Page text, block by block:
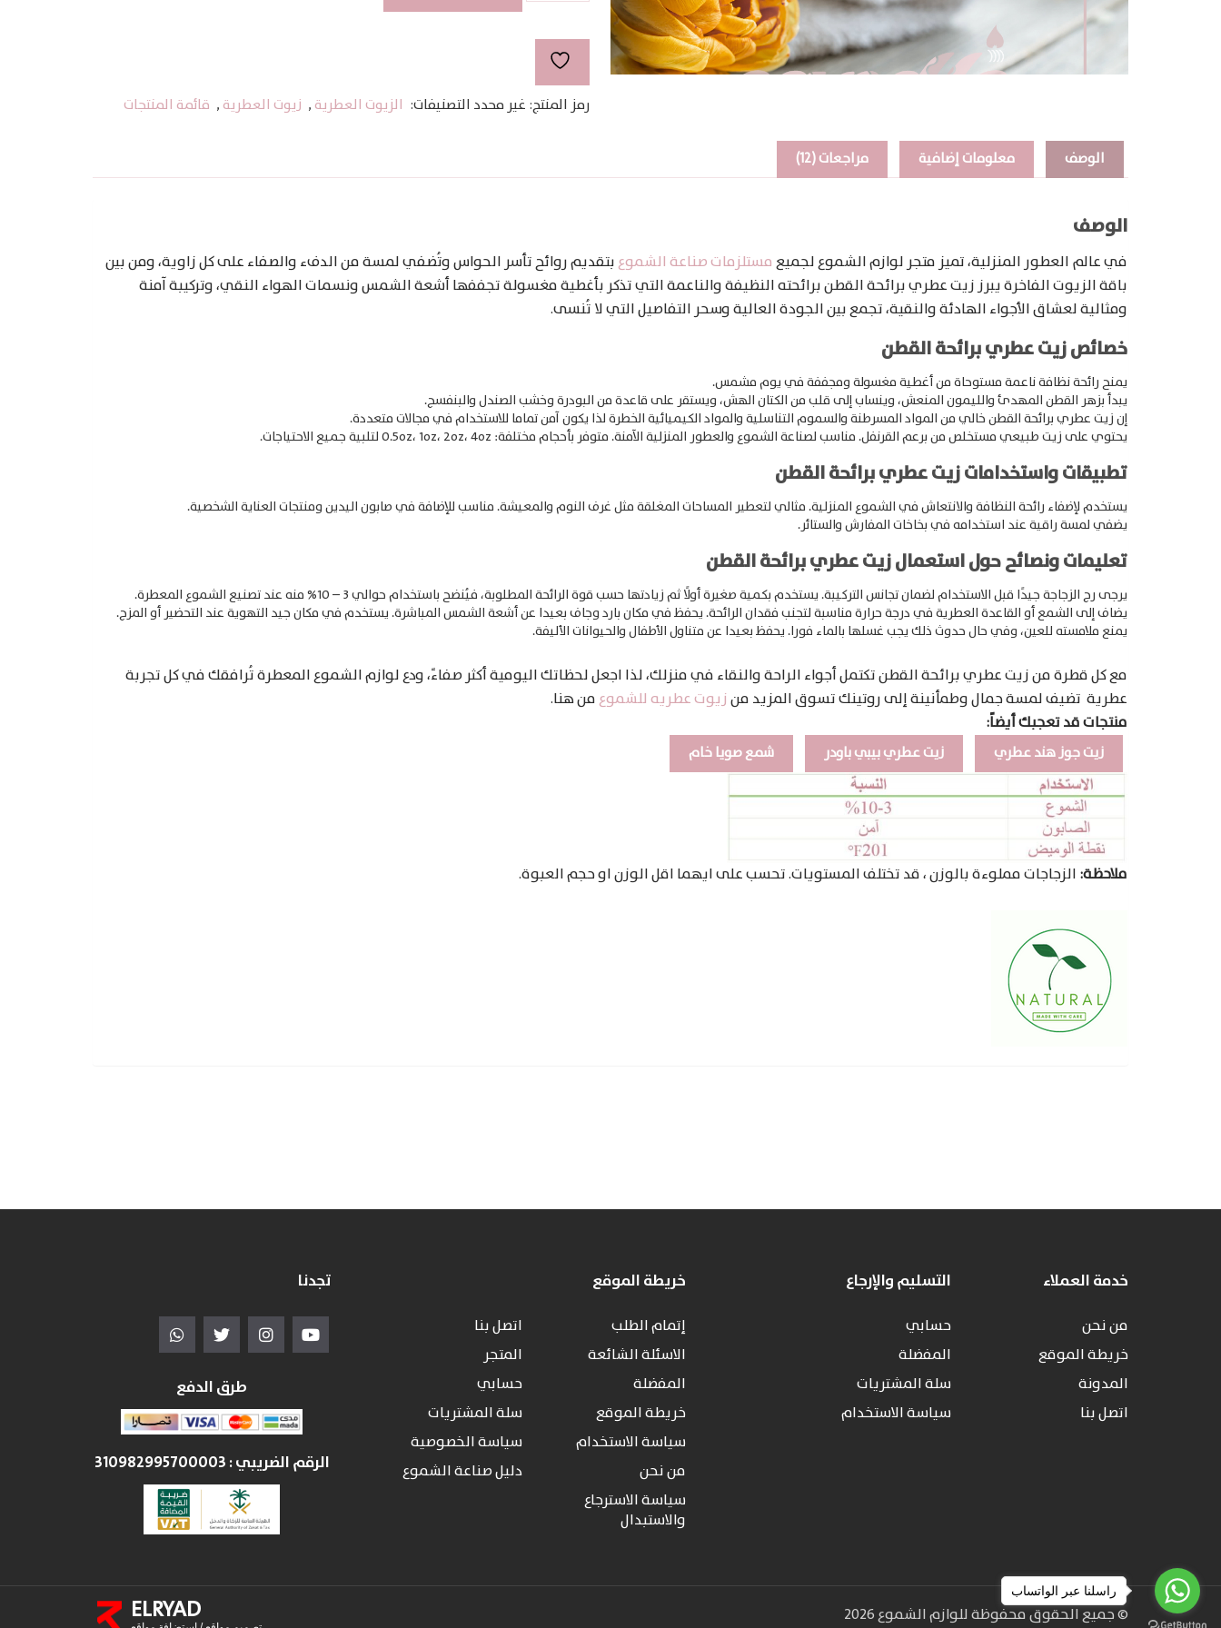
Products
search
Cotton
رمز المنتج: غير محدد التصنيفات: الزيوت العطرية , زيوت العطرية , قائمة المنتجات
الوصف معلومات إضافية مراجعات (12)
الوصف
في عالم العطور المنزلية، تميز متجر لوازم الشموع لجميع مستلزمات صناعة الشموع بتقديم روائح تأسر الحواس وتُضفي لمسة من الدفء والصفاء على كل زاوية، ومن بين
باقة الزيوت الفاخرة يبرز زيت عطري برائحة القطن برائحته النظيفة والناعمة التي تذكر بأغطية مغسولة تجففها أشعة الشمس ونسمات الهواء النقي، وتركيبة آمنة
ومثالية لعشاق الأجواء الهادئة والنقية، تجمع بين الجودة العالية وسحر التفاصيل التي لا تُنسى.
خصائص زيت عطري برائحة القطن
يمنح رائحة نظافة ناعمة مستوحاة من أغطية مغسولة ومجففة في يوم مشمس.
يبدأ بزهر القطن المهدئ والليمون المنعش، وينساب إلى قلب من الكتان الهش، ويستقر على قاعدة من البودرة وخشب الصندل والبنفسج.
إن زيت عطري برائحة القطن خالي من المواد المسرطنة والسموم التناسلية والمواد الكيميائية الخطرة لذا يكون آمن تماما للاستخدام في مجالات متعددة.
يحتوي على زيت طبيعي مستخلص من برعم القرنفل.مناسب لصناعة الشموع والعطور المنزلية الآمنة.متوفر بأحجام مختلفة: 0.5oz، 1oz، 2oz، 4oz لتلبية جميع الاحتياجات.
تطبيقات واستخدامات زيت عطري برائحة القطن
يستخدم لإضفاء رائحة النظافة والانتعاش في الشموع المنزلية.مثالي لتعطير المساحات المغلقة مثل غرف النوم والمعيشة.مناسب للإضافة في صابون اليدين ومنتجات العناية الشخصية.
يضفي لمسة راقية عند استخدامه في بخاخات المفارش والستائر.
تعليمات ونصائح حول استعمال زيت عطري برائحة القطن
يرجى رج الزجاجة جيدًا قبل الاستخدام لضمان تجانس التركيبة.يستخدم بكمية صغيرة أولًا ثم زيادتها حسب قوة الرائحة المطلوبة، فيُنضح باستخدام حوالي 3 – 10% منه عند تصنيع الشموع المعطرة.
يضاف إلى الشمع أو القاعدة العطرية في درجة حرارة مناسبة لتجنب فقدان الرائحة.يحفظ في مكان بارد وجاف بعيدا عن أشعة الشمس المباشرة.يستخدم في مكان جيد التهوية عند التحضير أو المزج.
يمنع ملامسته للعين، وفي حال حدوث ذلك يجب غسلها بالماء فورا.يحفظ بعيدا عن متناول الأطفال والحيوانات الأليفة.
مع كل قطرة من زيت عطري برائحة القطن تكتمل أجواء الراحة والنقاء في منزلك، لذا اجعل لحظاتك اليومية أكثر صفاءً، ودع لوازم الشموع المعطرة تُرافقك في كل تجربة
عطرية تضيف لمسة جمال وطمأنينة إلى روتينك تسوق المزيد منزيوت عطريه للشموع من هنا.
منتجات قد تعجبك أيضاً:
زيت جوز هند عطري زيت عطري بيبي باودر شمع صويا خام
ملاحظة: الزجاجات مملوءة بالوزن ، قد تختلف المستويات. تحسب على ايهما اقل الوزن او حجم العبوة.
خدمة العملاء
من نحن
خريطة الموقع
المدونة
اتصل بنا
التسليم والإرجاع
حسابي
المفضلة
سلة المشتريات
سياسة الاستخدام
خريطة الموقع
إتمام الطلب
اتصل بنا
الاسئلة الشائعة
المتجر
المفضلة
حسابي
خريطة الموقع
سلة المشتريات
سياسة الاستخدام
سياسة الخصوصية
من نحن
دليل صناعة الشموع
سياسة الاسترجاع
والاستبدال
تجدنا
طرق الدفع
الرقم الضريبي :310982995700003
© جميع الحقوق محفوظة للوازم الشموع 2026 ELRYAD
راسلنا عبر الواتساب